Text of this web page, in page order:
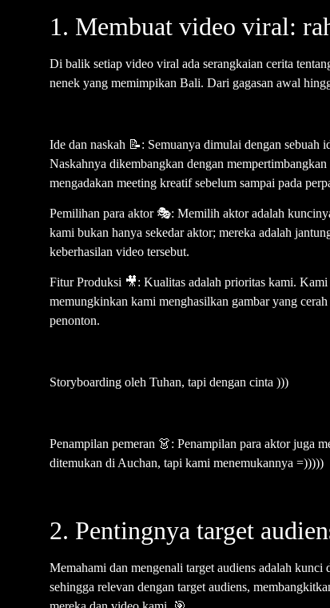
1. Membuat video viral:
Di balik setiap video viral ada serangkaian cerita
nenek yang memimpikan Bali. Dari gagasan awal
Ide dan naskah 📝: Semuanya dimulai dengan sebuah
Naskahnya dikembangkan dengan
mengadakan meeting kreatif sebelum sampai pada
Pemilihan para aktor 🎭: Memilih aktor adalah
kami bukan hanya sekedar aktor; mereka adalah
keberhasilan video tersebut.
Fitur Produksi 🎥: Kualitas adalah prioritas kami. Kami
memungkinkan kami menghasilkan gambar yang
penonton.
Storyboarding oleh Tuhan, tapi dengan cinta )))
Penampilan pemeran 👗: Penampilan para aktor juga
ditemukan di Auchan, tapi kami menemukannya =)))))
2. Pentingnya target
Memahami dan mengenali target audiens adalah
sehingga relevan dengan target audiens,